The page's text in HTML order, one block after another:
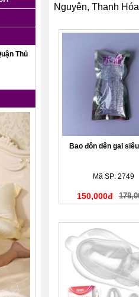
Nguyên, Thanh
Bao đôn dên gai
Mã SP: 2749
150,000đ
Thủ